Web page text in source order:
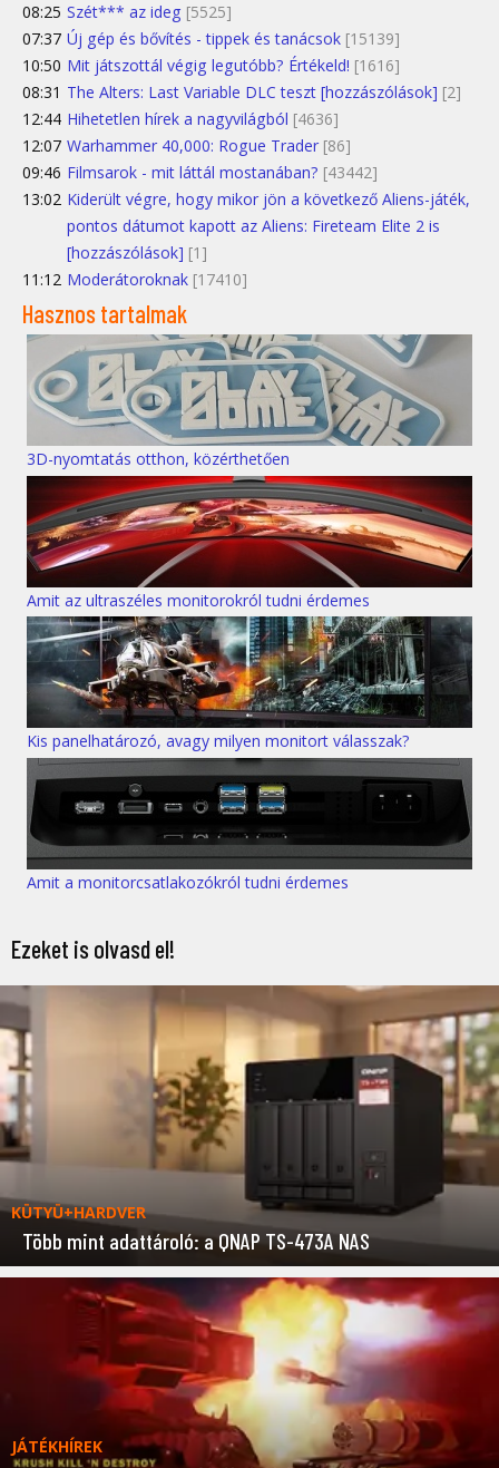
08:25 Szét*** az ideg [5525]
07:37 Új gép és bővítés - tippek és tanácsok [15139]
10:50 Mit játszottál végig legutóbb? Értékeld! [1616]
08:31 The Alters: Last Variable DLC teszt [hozzászólások] [2]
12:44 Hihetetlen hírek a nagyvilágból [4636]
12:07 Warhammer 40,000: Rogue Trader [86]
09:46 Filmsarok - mit láttál mostanában? [43442]
13:02 Kiderült végre, hogy mikor jön a következő Aliens-játék,
pontos dátumot kapott az Aliens: Fireteam Elite 2 is
[hozzászólások] [1]
11:12 Moderátoroknak [17410]
Hasznos tartalmak
3D-nyomtatás otthon, közérthetően
Amit az ultraszéles monitorokról tudni érdemes
Kis panelhatározó, avagy milyen monitort válasszak?
Amit a monitorcsatlakozókról tudni érdemes
Ezeket is olvasd el!
KÜTYÜ+HARDVER
Több mint adattároló: a QNAP TS-473A NAS
JÁTÉKHÍREK